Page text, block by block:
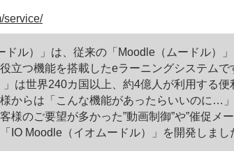
service/
ドル）」は、従来の「Moodle（ムードル）
立つ機能を搭載したeラーニングシステムで
」は世界240カ国以上、約4億人が利用する
からは「こんな機能があったらいいのに…
様のご要望が多かった”動画制御”や”催促メ
IO Moodle（イオムードル）」を開発しまし